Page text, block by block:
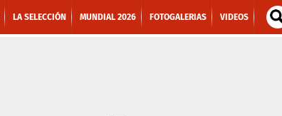
LA SELECCIÓN MUNDIAL 2026 FOTOGALERIAS VIDEOS